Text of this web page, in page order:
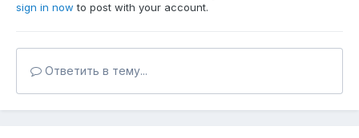
sign in now to post with your account.
Ответить в тему...